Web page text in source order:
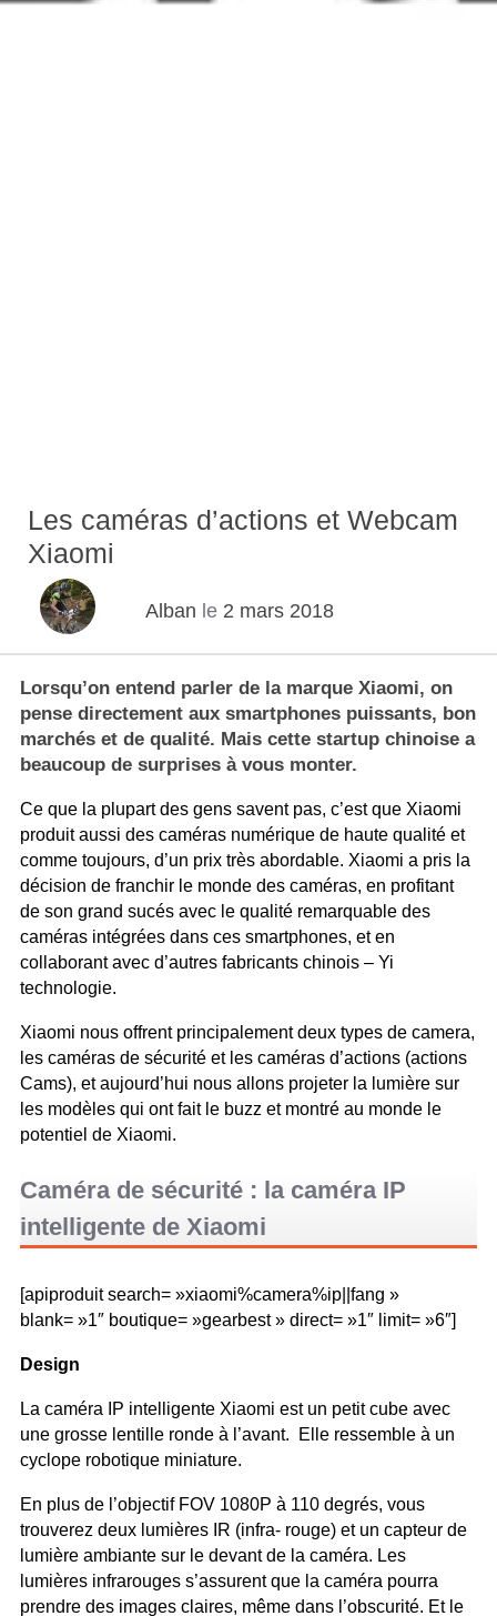
Les caméras d’actions et Webcam
Xiaomi
Alban le 2 mars 2018
Lorsqu’on entend parler de la marque Xiaomi, on
pense directement aux smartphones puissants, bon
marchés et de qualité. Mais cette startup chinoise a
beaucoup de surprises à vous monter.
Ce que la plupart des gens savent pas, c’est que Xiaomi
produit aussi des caméras numérique de haute qualité et
comme toujours, d’un prix très abordable. Xiaomi a pris la
décision de franchir le monde des caméras, en profitant
de son grand sucés avec le qualité remarquable des
caméras intégrées dans ces smartphones, et en
collaborant avec d’autres fabricants chinois – Yi
technologie.
Xiaomi nous offrent principalement deux types de camera,
les caméras de sécurité et les caméras d’actions (actions
Cams), et aujourd’hui nous allons projeter la lumière sur
les modèles qui ont fait le buzz et montré au monde le
potentiel de Xiaomi.
Caméra de sécurité : la caméra IP
intelligente de Xiaomi
[apiproduit search= »xiaomi%camera%ip||fang »
blank= »1″ boutique= »gearbest » direct= »1″ limit= »6″]
Design
La caméra IP intelligente Xiaomi est un petit cube avec
une grosse lentille ronde à l’avant. Elle ressemble à un
cyclope robotique miniature.
En plus de l’objectif FOV 1080P à 110 degrés, vous
trouverez deux lumières IR (infra- rouge) et un capteur de
lumière ambiante sur le devant de la caméra. Les
lumières infrarouges s’assurent que la caméra pourra
prendre des images claires, même dans l’obscurité. Et le